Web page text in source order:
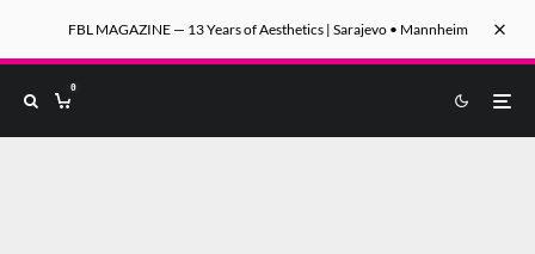
FBL MAGAZINE — 13 Years of Aesthetics | Sarajevo • Mannheim
0